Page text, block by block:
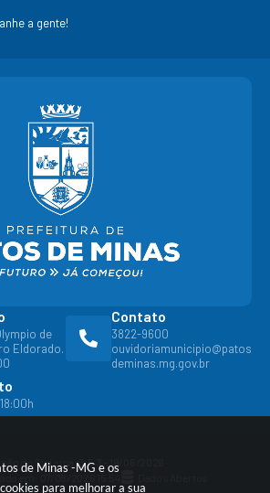
de Minas -MG e os
para melhorar a sua
a gente!
de
Eldorado.
Contato
3822-9600
ouvidoriamunicipio@patos
deminas.mg.gov.br
do Sistema:3.5.3 - 19/06/2026
em: